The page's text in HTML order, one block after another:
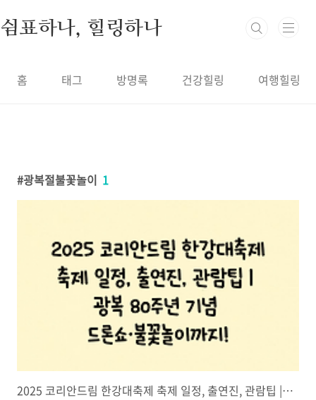
쉼표하나, 힐링하나
홈 태그 방명록 건강힐링 여행힐링
광복절불꽃놀이 1
2025 코리안드림 한강대축제 축제 일정, 출연진, 관람팁 | 광복 80주년 기념 드론쇼·불꽃놀이까지! 뚝섬한강공원에서 펼쳐지는 감동 대축제